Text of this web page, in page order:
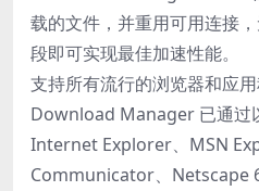
载的文件，并重用可用连接
段即可实现最佳加速性能。
支持所有流行的浏览器和应
Download Manager 已通过
Internet Explorer、MSN
Communicator、Netscape